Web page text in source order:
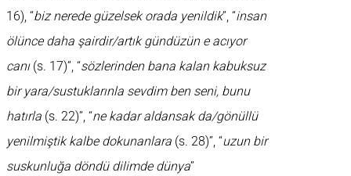
16), “biz nerede güzelsek orada yenildik”, “insan
ölünce daha şairdir/artık gündüzün e acıyor
canı (s. 17)”, “sözlerinden bana kalan kabuksuz
bir yara/sustuklarınla sevdim ben seni, bunu
hatırla (s. 22)”, “ne kadar aldansak da/gönüllü
yenilmiştik kalbe dokunanlara (s. 28)”, “uzun bir
suskunluğa döndü dilimde dünya”